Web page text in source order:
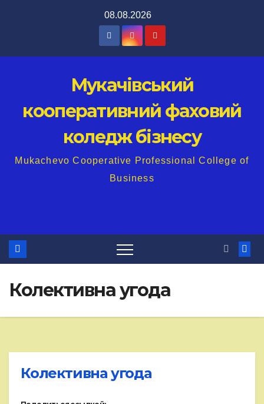
08.08.2026
Мукачівський
кооперативний фаховий
коледж бізнесу
Mukachevo Cooperative Professional College of
Business
Колективна угода
Колективна угода